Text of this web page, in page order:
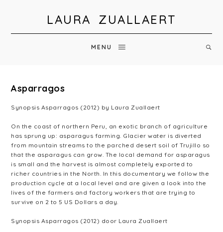
LAURA ZUALLAERT
MENU
Asparragos
Synopsis Asparragos (2012) by Laura Zuallaert
On the coast of northern Peru, an exotic branch of agriculture
has sprung up: asparagus farming. Glacier water is diverted
from mountain streams to the parched desert soil of Trujillo so
that the asparagus can grow. The local demand for asparagus
is small and the harvest is almost completely exported to
richer countries in the North. In this documentary we follow the
production cycle at a local level and are given a look into the
lives of the farmers and factory workers that are trying to
survive on 2 to 5 US Dollars a day.
Synopsis Asparragos (2012) door Laura Zuallaert